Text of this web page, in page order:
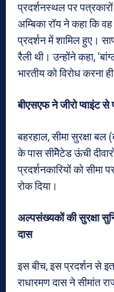
प्रदर्शनस्थल पर
अम्बिका रॉय ने कहा कि
प्रदर्शन में शामिल हुए।
रैली थी। उन्होंने कहा,
भारतीय को विरोध करना
बीएसएफ ने जीरो प्वाइंट से
बहरहाल, सीमा सुरक्षा
के पास सीमेॆटेड ऊंची
प्रदर्शनकारियों को सीमा
रोक दिया।
अल्पसंख्यकों की सुरक्षा
दास
इस बीच, इस प्रदर्शन से
राधारमण दास ने सीमांत